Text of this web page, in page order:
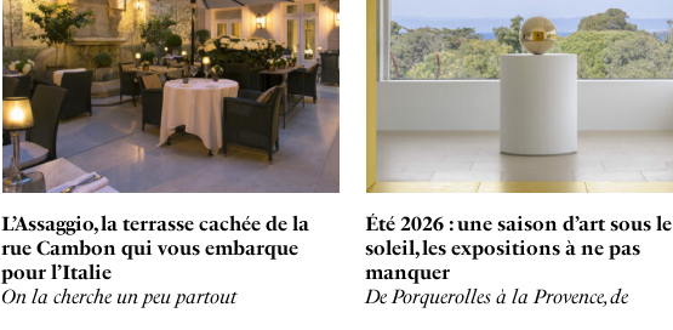
L’Assaggio, la terrasse cachée de la
rue Cambon qui vous embarque
pour l’Italie
On la cherche un peu partout
Été 2026 : une saison d’art sous le
soleil, les expositions à ne pas
manquer
De Porquerolles à la Provence, de